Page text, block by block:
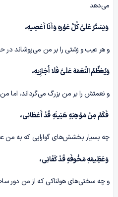
می‌دهد
وَیَسْتُرُ عَلَیَّ کُلَّ عَوْرَهٍ وَأَنَا أَعْصِیهِ،
و هر عیب و زشتی را بر من می‌پوشاند در
وَیُعَظِّمُ النِّعْمَهَ عَلَیَّ فَلَا أُجَازِیهِ،
و نعمتش را بر من بزرگ می‌گرداند، اما
فَکَمْ مِنْ مَوْهِبَهٍ هَنِیئَهٍ قَدْ أَعْطَانِی،
چه بسیار بخشش‌های گوارایی که به من
وَعَظِیمَهٍ مَخُوفَهٍ قَدْ کَفَانِی،
و چه سختی‌های هولناکی که از من دور